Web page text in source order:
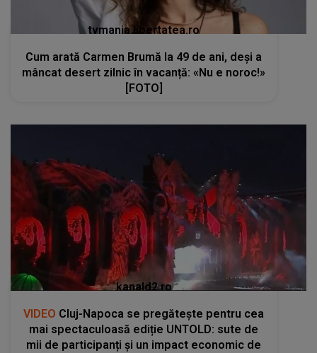
tvmania.libertatea.ro
Cum arată Carmen Brumă la 49 de ani, deși a
mâncat desert zilnic în vacanță: «Nu e noroc!»
[FOTO]
kanald2.ro
VIDEO Cluj-Napoca se pregătește pentru cea
mai spectaculoasă ediție UNTOLD: sute de
mii de participanți și un impact economic de